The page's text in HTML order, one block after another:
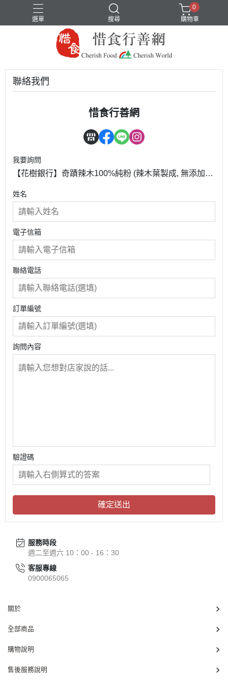
選單 搜尋
0
購物車
聯絡我們
惜食行善網
我要詢問
【花樹銀行】奇蹟辣木100%純粉 (辣木葉製成, 無添加)
姓名
電子信箱
聯絡電話
訂單編號
詢問內容
驗證碼
確定送出
服務時段
週二至週六 10：00 - 16：30
客服專線
0900065065
關於
全部商品
購物說明
售後服務說明